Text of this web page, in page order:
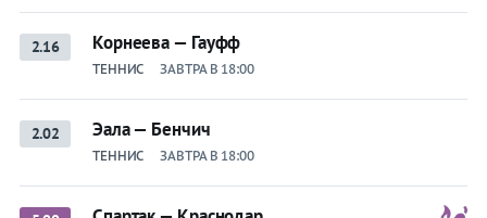
2.16 Корнеева — Гауфф
ТЕННИС ЗАВТРА В 18:00
2.02 Эала — Бенчич
ТЕННИС ЗАВТРА В 18:00